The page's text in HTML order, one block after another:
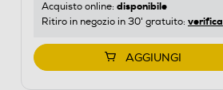
Acquisto online: disponibile
Ritiro in negozio in 30' gratuito: verifica
AGGIUNGI